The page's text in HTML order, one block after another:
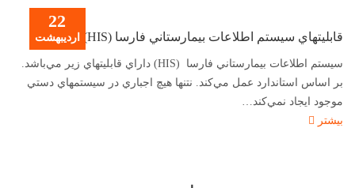
22
ارديبهشت قابليتهاي سيستم اطلاعات بيمارستاني فارسا (HIS)
سيستم اطلاعات بيمارستاني فارسا (HIS) داراي قابليتهاي زير مي‌باشد.
بر اساس استاندارد عمل مي‌كند. نتنها هيچ اجباري در سيستمهاي دستي
موجود ايجاد نمي‌كند
بیشتر